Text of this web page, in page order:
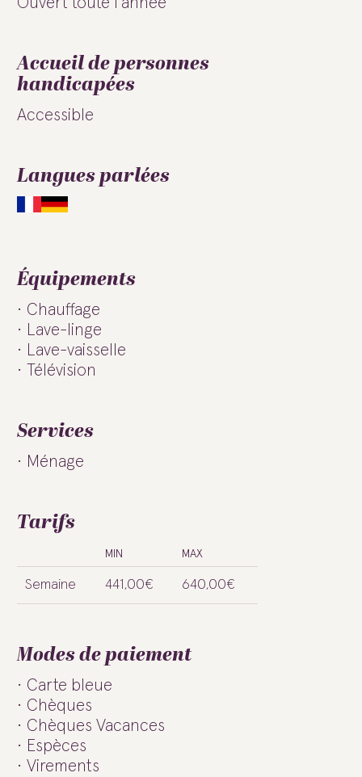
Accueil de personnes
handicapées
Accessible
Langues parlées
Équipements
Chauffage
Lave-linge
Lave-vaisselle
Télévision
Services
Ménage
Tarifs
MIN MAX
Semaine 441,00€ 640,00€
Modes de paiement
Carte bleue
Chèques
Chèques Vacances
Espèces
Virements